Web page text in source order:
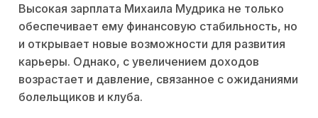
Высокая зарплата Михаила Мудрика не только
обеспечивает ему финансовую стабильность, но
и открывает новые возможности для развития
карьеры. Однако, с увеличением доходов
возрастает и давление, связанное с ожиданиями
болельщиков и клуба.